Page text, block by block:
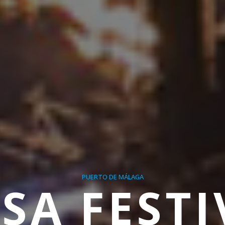
PUERTO DE MÁLAGA